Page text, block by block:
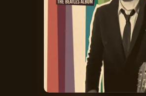
Apple Musicをインストール